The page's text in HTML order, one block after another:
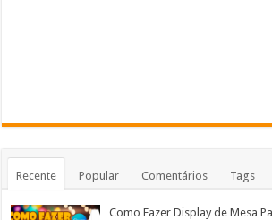
Recente Popular Comentários Tags
Como Fazer Display de Mesa